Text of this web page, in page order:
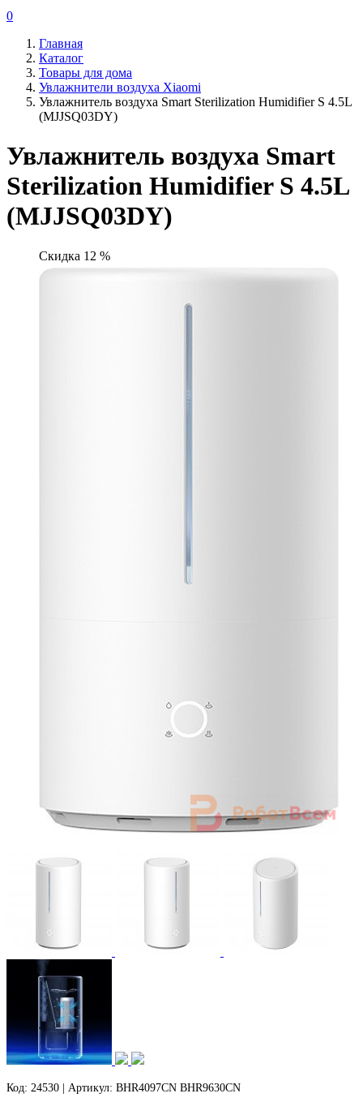
0
Главная
Каталог
Товары для дома
Увлажнители воздуха Xiaomi
Увлажнитель воздуха Smart Sterilization Humidifier S 4.5L
(MJJSQ03DY)
Увлажнитель воздуха Smart
Sterilization Humidifier S 4.5L
(MJJSQ03DY)
Скидка 12 %
Код: 24530 | Артикул: BHR4097CN BHR9630CN